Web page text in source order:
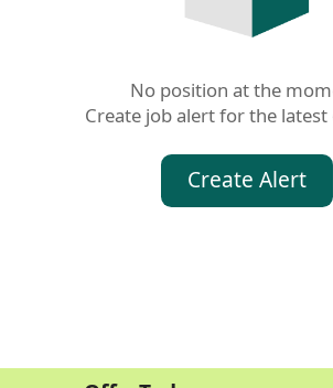
No position at the
Create job alert for the latest
Create Alert